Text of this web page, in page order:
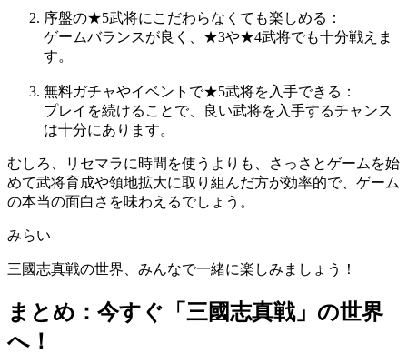
序盤の★5武将にこだわらなくても楽しめる：
ゲームバランスが良く、★3や★4武将でも十分戦えま
す。
無料ガチャやイベントで★5武将を入手できる：
プレイを続けることで、良い武将を入手するチャンス
は十分にあります。
むしろ、リセマラに時間を使うよりも、さっさとゲームを始
めて武将育成や領地拡大に取り組んだ方が効率的で、ゲーム
の本当の面白さを味わえるでしょう。
みらい
三國志真戦の世界、みんなで一緒に楽しみましょう！
まとめ：今すぐ「三國志真戦」の世界
へ！